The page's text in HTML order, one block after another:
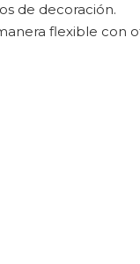
de decoración.
flexible con